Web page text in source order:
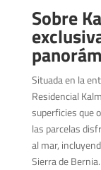
Sobre
Situada en la
Residencial
superficies que
las parcelas
al mar,
Sierra de Bernia.